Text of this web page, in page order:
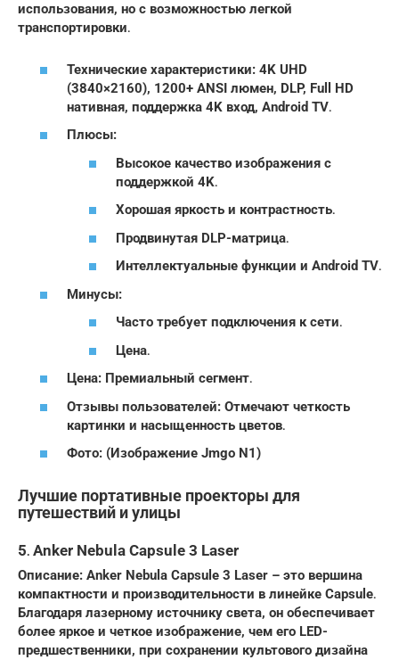
использования, но с возможностью легкой
транспортировки․
Технические характеристики: 4K UHD
(3840×2160), 1200+ ANSI люмен, DLP, Full HD
нативная, поддержка 4K вход, Android TV․
Плюсы:
Высокое качество изображения с
поддержкой 4K․
Хорошая яркость и контрастность․
Продвинутая DLP-матрица․
Интеллектуальные функции и Android TV․
Минусы:
Часто требует подключения к сети․
Цена․
Цена: Премиальный сегмент․
Отзывы пользователей: Отмечают четкость
картинки и насыщенность цветов․
Фото: (Изображение Jmgo N1)
Лучшие портативные проекторы для
путешествий и улицы
5․ Anker Nebula Capsule 3 Laser
Описание: Anker Nebula Capsule 3 Laser – это вершина
компактности и производительности в линейке Capsule․
Благодаря лазерному источнику света, он обеспечивает
более яркое и четкое изображение, чем его LED-
предшественники, при сохранении культового дизайна